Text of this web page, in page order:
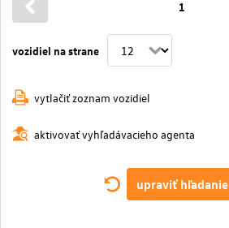
vozidiel na strane
1
vytlačiť zoznam vozidiel
aktivovať vyhľadávacieho agenta
upraviť hľadanie